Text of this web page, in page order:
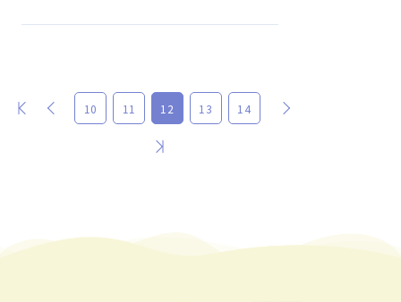
最初 前 10 11 12 13 14
最後